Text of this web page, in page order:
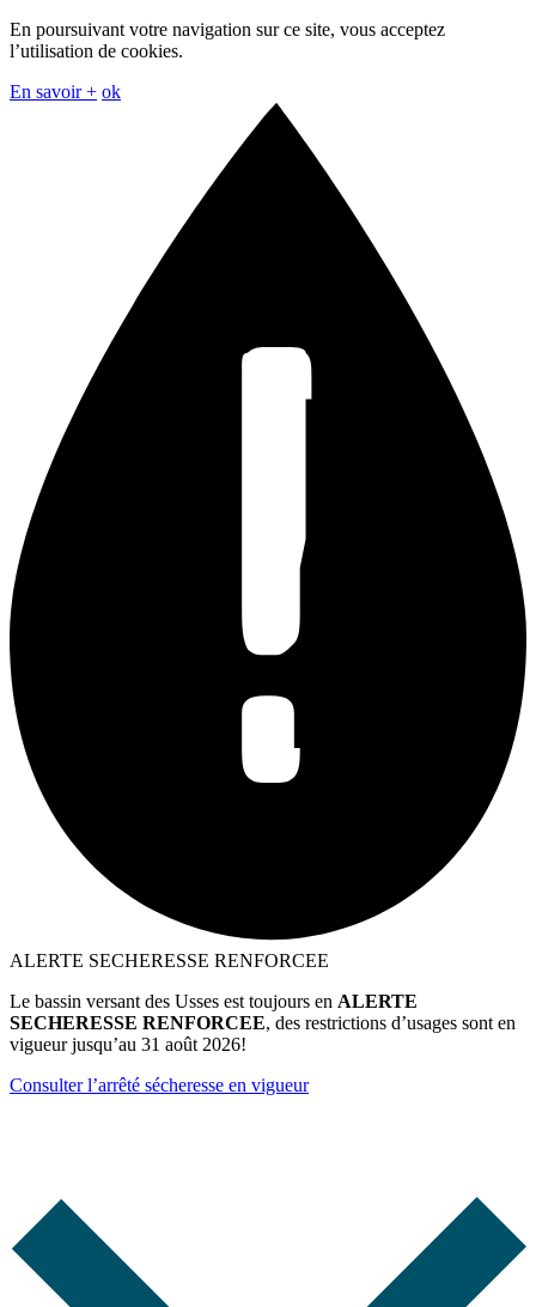
En poursuivant votre navigation sur ce site, vous acceptez
l’utilisation de cookies.
En savoir + ok
ALERTE SECHERESSE RENFORCEE
Le bassin versant des Usses est toujours en ALERTE
SECHERESSE RENFORCEE, des restrictions d’usages sont en
vigueur jusqu’au 31 août 2026!
Consulter l’arrêté sécheresse en vigueur